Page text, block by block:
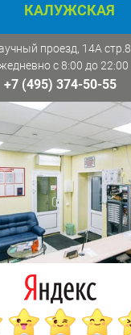
КАЛУЖСКАЯ
проезд, 14А стр.8
с 8:00 до 22:00
+7 (495) 374-50-55